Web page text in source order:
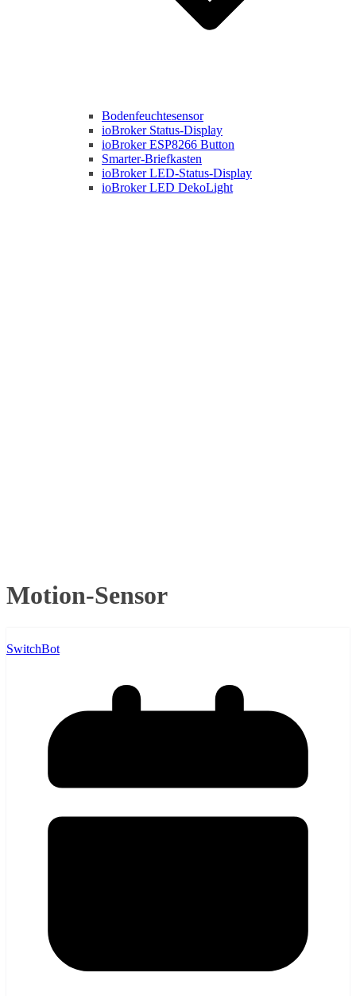
Bodenfeuchtesensor
ioBroker Status-Display
ioBroker ESP8266 Button
Smarter-Briefkasten
ioBroker LED-Status-Display
ioBroker LED DekoLight
Motion-Sensor
SwitchBot